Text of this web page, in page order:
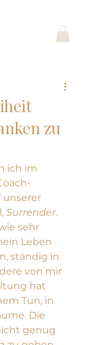
zu
ich im
unserer
Surrender.
sehr
Leben
ständig in
von mir
hat
Tun, in
Die
genug